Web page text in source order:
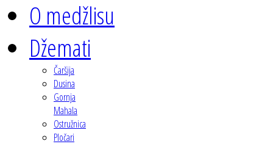
O medžlisu
Džemati
Čaršija
Dusina
Gornja
Mahala
Ostružnica
Pločari